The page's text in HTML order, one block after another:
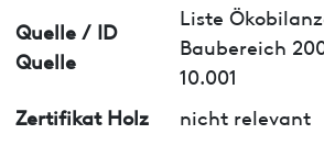
Quelle / ID
Quelle
Liste
Baubereich
10.001
Zertifikat Holz
nicht relevant